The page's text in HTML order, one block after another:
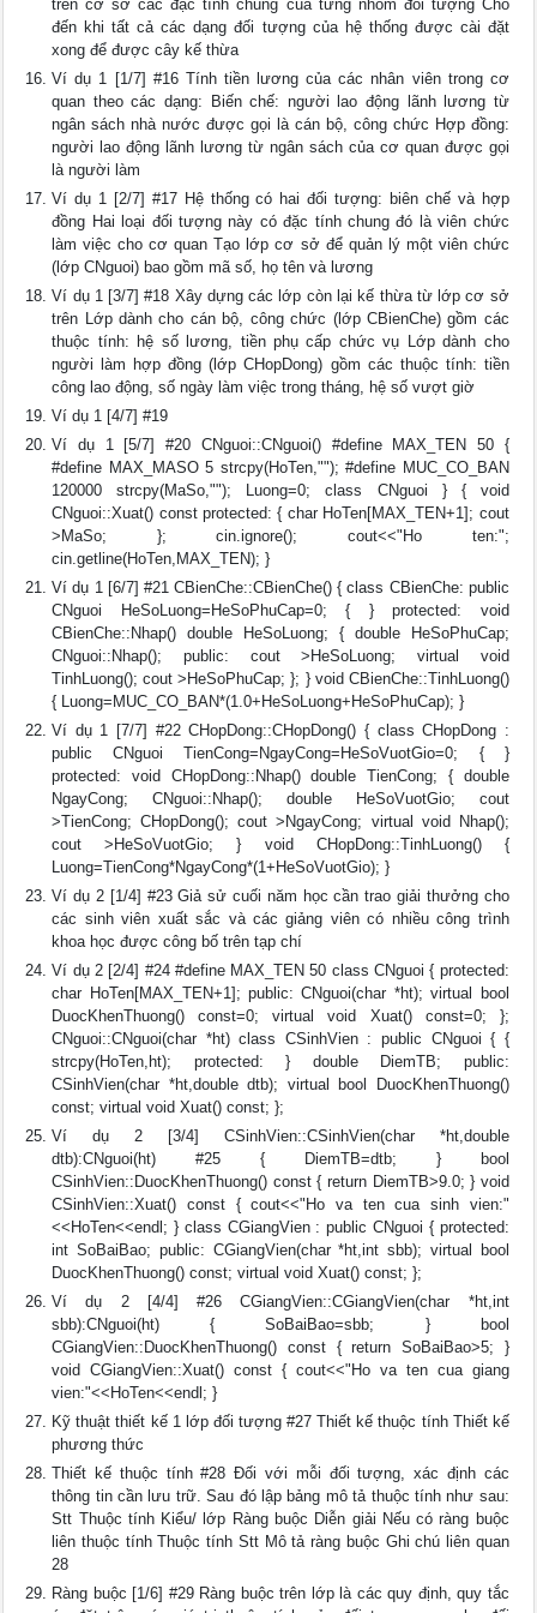
trên cơ sở các đặc tính chung của từng nhóm đối tượng Cho
đến khi tất cả các dạng đối tượng của hệ thống được cài đặt
xong để được cây kế thừa
Ví dụ 1 [1/7] #16 Tính tiền lương của các nhân viên trong cơ
quan theo các dạng: Biến chế: người lao động lãnh lương từ
ngân sách nhà nước được gọi là cán bộ, công chức Hợp đồng:
người lao động lãnh lương từ ngân sách của cơ quan được gọi
là người làm
Ví dụ 1 [2/7] #17 Hệ thống có hai đối tượng: biên chế và hợp
đồng Hai loại đối tượng này có đặc tính chung đó là viên chức
làm việc cho cơ quan Tạo lớp cơ sở để quản lý một viên chức
(lớp CNguoi) bao gồm mã số, họ tên và lương
Ví dụ 1 [3/7] #18 Xây dựng các lớp còn lại kế thừa từ lớp cơ sở
trên Lớp dành cho cán bộ, công chức (lớp CBienChe) gồm các
thuộc tính: hệ số lương, tiền phụ cấp chức vụ Lớp dành cho
người làm hợp đồng (lớp CHopDong) gồm các thuộc tính: tiền
công lao động, số ngày làm việc trong tháng, hệ số vượt giờ
Ví dụ 1 [4/7] #19
Ví dụ 1 [5/7] #20 CNguoi::CNguoi() #define MAX_TEN 50 {
#define MAX_MASO 5 strcpy(HoTen,""); #define MUC_CO_BAN
120000 strcpy(MaSo,""); Luong=0; class CNguoi } { void
CNguoi::Xuat() const protected: { char HoTen[MAX_TEN+1]; cout
>MaSo; }; cin.ignore(); cout<<"Ho ten:";
cin.getline(HoTen,MAX_TEN); }
Ví dụ 1 [6/7] #21 CBienChe::CBienChe() { class CBienChe: public
CNguoi HeSoLuong=HeSoPhuCap=0; { } protected: void
CBienChe::Nhap() double HeSoLuong; { double HeSoPhuCap;
CNguoi::Nhap(); public: cout >HeSoLuong; virtual void
TinhLuong(); cout >HeSoPhuCap; }; } void CBienChe::TinhLuong()
{ Luong=MUC_CO_BAN*(1.0+HeSoLuong+HeSoPhuCap); }
Ví dụ 1 [7/7] #22 CHopDong::CHopDong() { class CHopDong :
public CNguoi TienCong=NgayCong=HeSoVuotGio=0; { }
protected: void CHopDong::Nhap() double TienCong; { double
NgayCong; CNguoi::Nhap(); double HeSoVuotGio; cout
>TienCong; CHopDong(); cout >NgayCong; virtual void Nhap();
cout >HeSoVuotGio; } void CHopDong::TinhLuong() {
Luong=TienCong*NgayCong*(1+HeSoVuotGio); }
Ví dụ 2 [1/4] #23 Giả sử cuối năm học cần trao giải thưởng cho
các sinh viên xuất sắc và các giảng viên có nhiều công trình
khoa học được công bố trên tạp chí
Ví dụ 2 [2/4] #24 #define MAX_TEN 50 class CNguoi { protected:
char HoTen[MAX_TEN+1]; public: CNguoi(char *ht); virtual bool
DuocKhenThuong() const=0; virtual void Xuat() const=0; };
CNguoi::CNguoi(char *ht) class CSinhVien : public CNguoi { {
strcpy(HoTen,ht); protected: } double DiemTB; public:
CSinhVien(char *ht,double dtb); virtual bool DuocKhenThuong()
const; virtual void Xuat() const; };
Ví dụ 2 [3/4] CSinhVien::CSinhVien(char *ht,double
dtb):CNguoi(ht) #25 { DiemTB=dtb; } bool
CSinhVien::DuocKhenThuong() const { return DiemTB>9.0; } void
CSinhVien::Xuat() const { cout<<"Ho va ten cua sinh vien:"
<<HoTen<<endl; } class CGiangVien : public CNguoi { protected:
int SoBaiBao; public: CGiangVien(char *ht,int sbb); virtual bool
DuocKhenThuong() const; virtual void Xuat() const; };
Ví dụ 2 [4/4] #26 CGiangVien::CGiangVien(char *ht,int
sbb):CNguoi(ht) { SoBaiBao=sbb; } bool
CGiangVien::DuocKhenThuong() const { return SoBaiBao>5; }
void CGiangVien::Xuat() const { cout<<"Ho va ten cua giang
vien:"<<HoTen<<endl; }
Kỹ thuật thiết kế 1 lớp đối tượng #27 Thiết kế thuộc tính Thiết kế
phương thức
Thiết kế thuộc tính #28 Đối với mỗi đối tượng, xác định các
thông tin cần lưu trữ. Sau đó lập bảng mô tả thuộc tính như sau:
Stt Thuộc tính Kiểu/ lớp Ràng buộc Diễn giải Nếu có ràng buộc
liên thuộc tính Thuộc tính Stt Mô tả ràng buộc Ghi chú liên quan
28
Ràng buộc [1/6] #29 Ràng buộc trên lớp là các quy định, quy tắc